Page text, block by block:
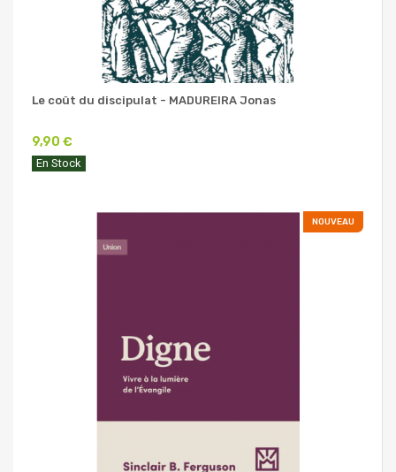
Le coût du discipulat - MADUREIRA Jonas
9,90 €
En Stock
NOUVEAU